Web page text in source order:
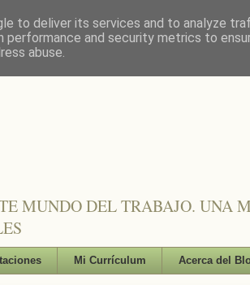
MUNDO DEL TRABAJO. UNA
Mi Currículum Acerca del
to deliver its services and to analyze
performance and security metrics to
abuse.